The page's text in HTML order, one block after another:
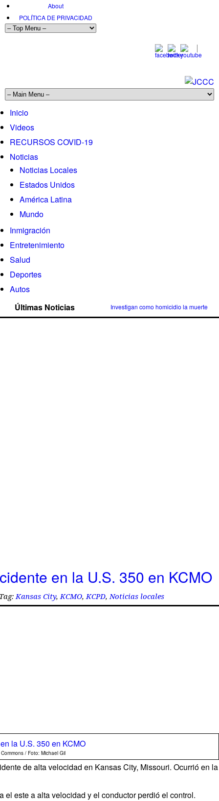
About
POLÍTICA DE PRIVACIDAD
Inicio
Videos
RECURSOS COVID-19
Noticias
Noticias Locales
Estados Unidos
América Latina
Mundo
Inmigración
Entretenimiento
Salud
Deportes
Autos
Últimas Noticias
Investigan como homicidio la muerte
en la U.S. 350 en KCMO
Kansas City,KCMO,KCPD,Noticias locales
/ Foto: Michael Gil
de alta velocidad en Kansas City, Missouri. Ocurrió en la
este a alta velocidad y el conductor perdió el control.